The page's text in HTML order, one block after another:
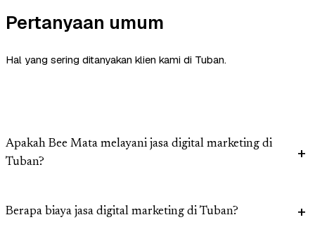
Pertanyaan umum
Hal yang sering ditanyakan klien kami di Tuban.
Apakah Bee Mata melayani jasa digital marketing di
Tuban?
Berapa biaya jasa digital marketing di Tuban?